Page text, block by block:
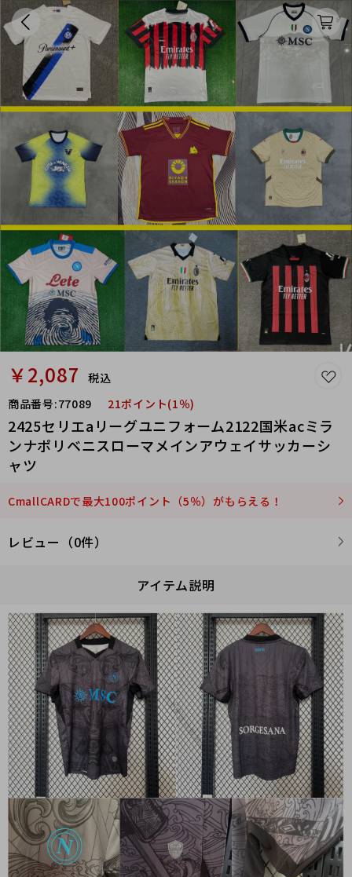
￥2,087
税込
商品番号:77089 21ポイント(1％)
2425セリエaリーグユニフォーム2122国米acミラ
ンナポリベニスローマメインアウェイサッカーシ
ャツ
CmallCARDで最大100ポイント（5％）がもらえる！
レビュー（0件）
アイテム説明